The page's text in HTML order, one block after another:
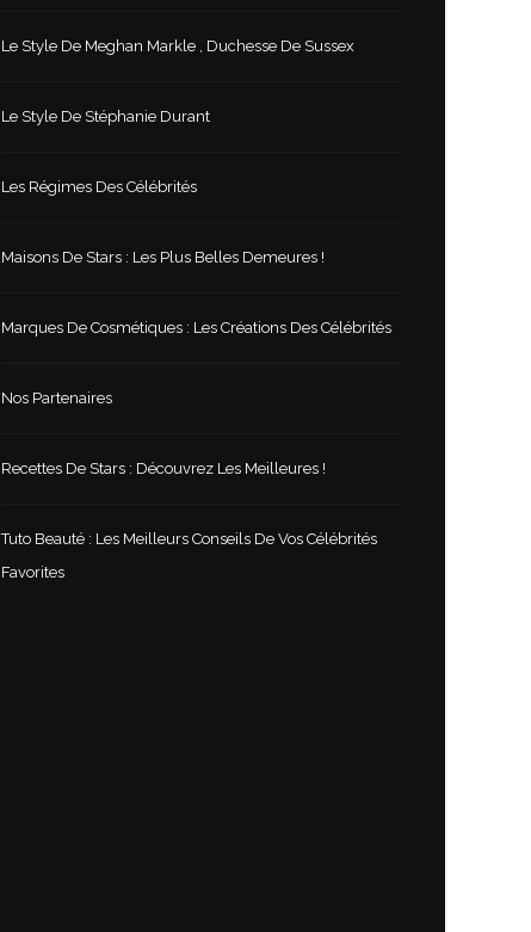
Le Style De Meghan Markle , Duchesse De Sussex
Le Style De Stéphanie Durant
Les Régimes Des Célébrités
Maisons De Stars : Les Plus Belles Demeures !
Marques De Cosmétiques : Les Créations Des Célébrités
Nos Partenaires
Recettes De Stars : Découvrez Les Meilleures !
Tuto Beauté : Les Meilleurs Conseils De Vos Célébrités
Favorites